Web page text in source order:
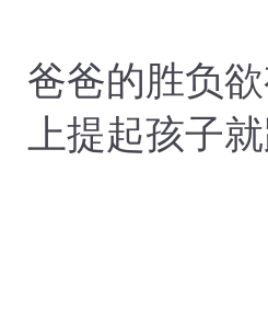
爸爸的胜负
上提起孩子